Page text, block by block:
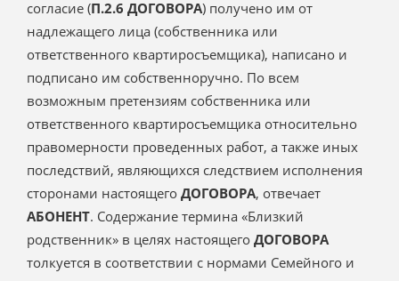
согласие (П.2.6 ДОГОВОРА) получено им от
надлежащего лица (собственника или
ответственного квартиросъемщика), написано и
подписано им собственноручно. По всем
возможным претензиям собственника или
ответственного квартиросъемщика относительно
правомерности проведенных работ, а также иных
последствий, являющихся следствием исполнения
сторонами настоящего ДОГОВОРА, отвечает
АБОНЕНТ. Содержание термина «Близкий
родственник» в целях настоящего ДОГОВОРА
толкуется в соответствии с нормами Семейного и